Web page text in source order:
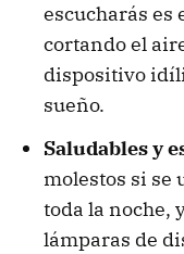
escucharás es
cortando el
dispositivo
sueño.
Saludables y
molestos si se
toda la noche,
lámparas de